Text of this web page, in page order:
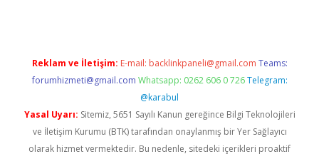
Reklam ve İletişim: E-mail: backlinkpaneli@gmail.com Teams:
forumhizmeti@gmail.com Whatsapp: 0262 606 0 726 Telegram:
@karabul
Yasal Uyarı: Sitemiz, 5651 Sayılı Kanun gereğince Bilgi Teknolojileri
ve İletişim Kurumu (BTK) tarafından onaylanmış bir Yer Sağlayıcı
olarak hizmet vermektedir. Bu nedenle, sitedeki içerikleri proaktif